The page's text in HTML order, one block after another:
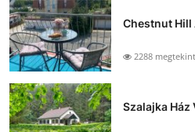
Chestnut Hill
2288
Szalajka Ház